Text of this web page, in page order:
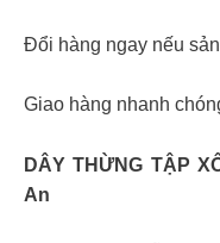
Đổi hàng ngay nếu
Giao hàng nhanh
DÂY THỪNG TẬP
An